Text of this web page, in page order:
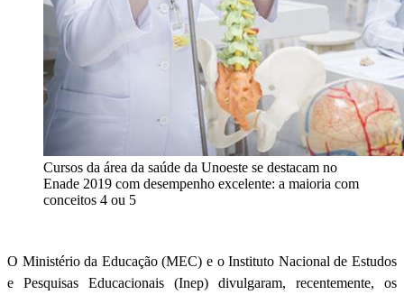
Cursos da área da saúde da Unoeste se destacam no
Enade 2019 com desempenho excelente: a maioria com
conceitos 4 ou 5
O Ministério da Educação (MEC) e o Instituto Nacional de Estudos
e Pesquisas Educacionais (Inep) divulgaram, recentemente, os